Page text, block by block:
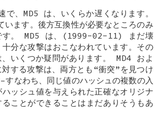
で、MD5 は、いくらか遅くなります。
います。後方互換性が必要なところのみ
す。 MD5 は、(1999-02-11) まだ壊
分な攻撃はおこなわれています。その
いくつか疑問があります。 MD4 およ
する攻撃は、両方とも“衝突”を見つけ
すなわち、同じ値のハッシュの複数の入
ッシュ値を与えられた正確なオリジナ
ことができることはまだありそうもあ